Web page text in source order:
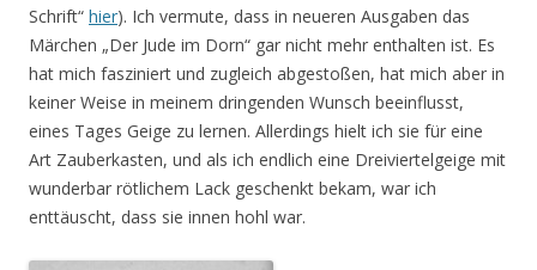
Schrift“ hier). Ich vermute, dass in neueren Ausgaben das
Märchen „Der Jude im Dorn“ gar nicht mehr enthalten ist. Es
hat mich fasziniert und zugleich abgestoßen, hat mich aber in
keiner Weise in meinem dringenden Wunsch beeinflusst,
eines Tages Geige zu lernen. Allerdings hielt ich sie für eine
Art Zauberkasten, und als ich endlich eine Dreiviertelgeige mit
wunderbar rötlichem Lack geschenkt bekam, war ich
enttäuscht, dass sie innen hohl war.